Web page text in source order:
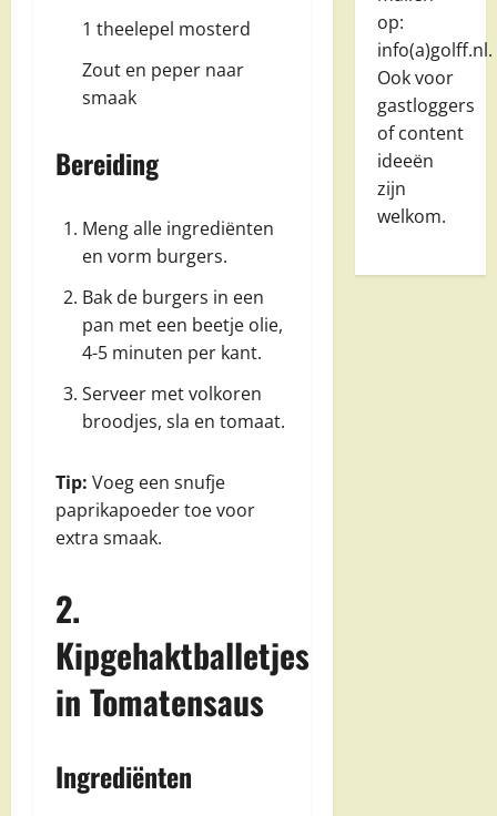
1 theelepel mosterd
Zout en peper naar
smaak
Bereiding
Meng alle ingrediënten
en vorm burgers.
Bak de burgers in een
pan met een beetje olie,
4-5 minuten per kant.
Serveer met volkoren
broodjes, sla en tomaat.
Tip: Voeg een snufje
paprikapoeder toe voor
extra smaak.
2.
Kipgehaktballetjes
in Tomatensaus
Ingrediënten
op:
info(a)golff.nl.
Ook voor
gastloggers
of content
ideeën
zijn
welkom.